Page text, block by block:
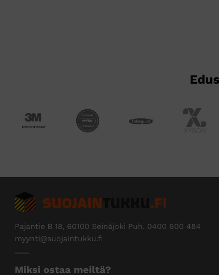
Pajantie B 18, 60100 Seinäjoki Puh. 0400 600 484
myynti@suojaintukku.fi
Miksi ostaa meiltä?